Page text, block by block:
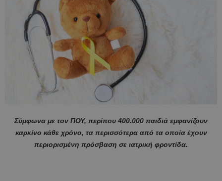
Σύμφωνα με τον ΠΟΥ, περίπου 400.000 παιδιά εμφανίζουν
καρκίνο κάθε χρόνο, τα περισσότερα από τα οποία έχουν
περιορισμένη πρόσβαση σε ιατρική φροντίδα.